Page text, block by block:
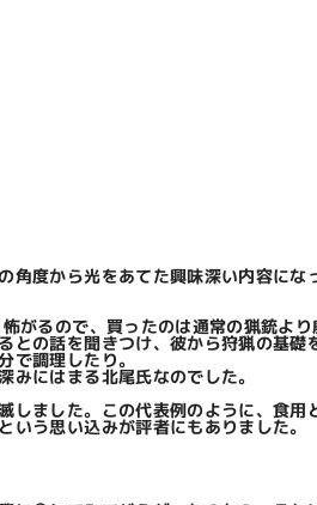
度から光をあてた興味深い内容にな
るので、買ったのは通常の猟銃よ
の話を聞きつけ、彼から狩猟の基
で調理したり。
にはまる北尾氏なのでした。
ました。この代表例のように、食用
う思い込みが評者にもありました。